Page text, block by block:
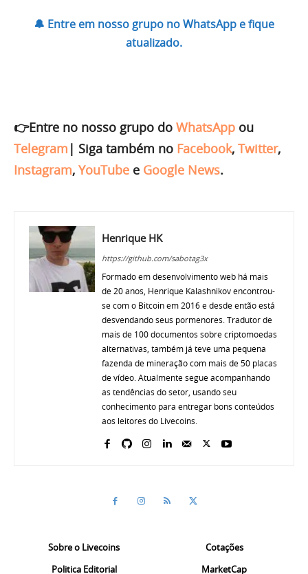
🔔 Entre em nosso grupo no WhatsApp e fique
atualizado.
👉Entre no nosso grupo do WhatsApp ou
Telegram | Siga também no Facebook, Twitter,
Instagram, YouTube e Google News.
Henrique HK
https://github.com/sabotag3x
Formado em desenvolvimento web há mais
de 20 anos, Henrique Kalashnikov encontrou-
se com o Bitcoin em 2016 e desde então está
desvendando seus pormenores. Tradutor de
mais de 100 documentos sobre criptomoedas
alternativas, também já teve uma pequena
fazenda de mineração com mais de 50 placas
de vídeo. Atualmente segue acompanhando
as tendências do setor, usando seu
conhecimento para entregar bons conteúdos
aos leitores do Livecoins.
Sobre o Livecoins
Politica Editorial
Cotações
MarketCap